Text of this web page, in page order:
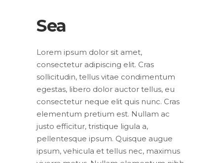
Sea
Lorem ipsum dolor sit amet,
consectetur adipiscing elit. Cras
sollicitudin, tellus vitae condimentum
egestas, libero dolor auctor tellus, eu
consectetur neque elit quis nunc. Cras
elementum pretium est. Nullam ac
justo efficitur, tristique ligula a,
pellentesque ipsum. Quisque augue
ipsum, vehicula et tellus nec, maximus